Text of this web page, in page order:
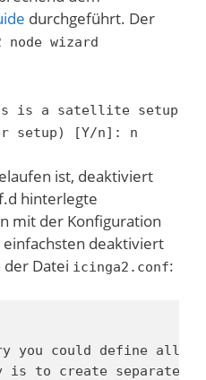
durchgeführt. Der
node wizard
is a satellite setup
setup) [Y/n]: n
ist, deaktiviert
hinterlegte
mit der Konfiguration
deaktiviert
der Datei icinga2.conf:
you could define all
is to create separate